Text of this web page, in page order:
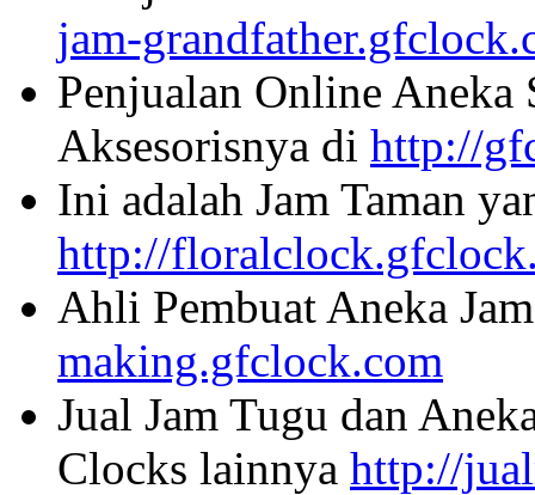
jam-
Penjualan Online Aneka
Aksesorisnya di http://
Ini adalah Jam Taman
http://
Ahli Pembuat Aneka
making.gfclock.com
Jual Jam Tugu dan
Clocks lainnya http://